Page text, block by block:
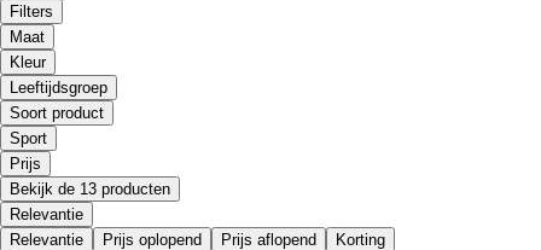
Filters
Maat
Kleur
Leeftijdsgroep
Soort product
Sport
Prijs
Bekijk de 13 producten
Relevantie
Relevantie
Prijs oplopend Prijs aflopend Korting